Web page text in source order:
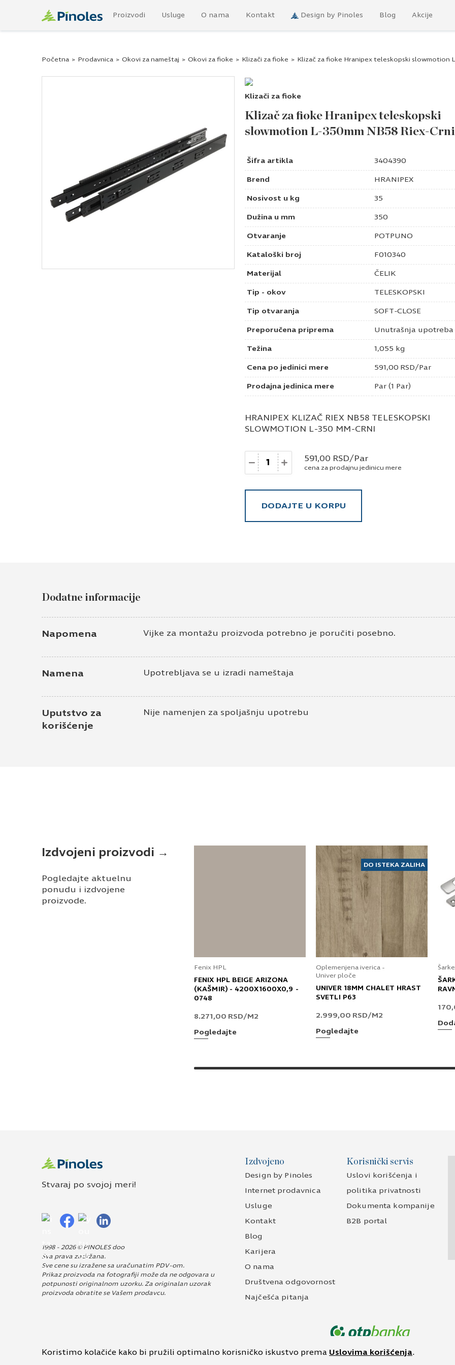
Proizvodi Usluge O nama Kontakt Design by Pinoles Blog Akcije
Početna > Prodavnica > Okovi za nameštaj > Okovi za fioke > Klizači za fioke > Klizač za fioke Hranipex teleskopski slowmotion
Klizači za fioke
Klizač za fioke Hranipex teleskopski
slowmotion L-350mm NB58 Riex-Crni
Šifra artikla 3404390
Brend HRANIPEX
Nosivost u kg 35
Dužina u mm 350
Otvaranje POTPUNO
Kataloški broj F010340
Materijal ČELIK
Tip - okov TELESKOPSKI
Tip otvaranja SOFT-CLOSE
Preporučena priprema Unutrašnja upotreba
Težina 1,055 kg
Cena po jedinici mere 591,00 RSD/Par
Prodajna jedinica mere Par (1 Par)
HRANIPEX KLIZAČ RIEX NB58 TELESKOPSKI
SLOWMOTION L-350 MM-CRNI
Količina 591,00 RSD/Par
cena za prodajnu jedinicu mere
DODAJTE U KORPU
Dodatne informacije
Napomena Vijke za montažu proizvoda potrebno je poručiti posebno.
Namena Upotrebljava se u izradi nameštaja
Uputstvo za
korišćenje
Nije namenjen za spoljašnju upotrebu
Izdvojeni proizvodi →
Pogledajte aktuelnu
ponudu i izdvojene
proizvode.
Fenix HPL
FENIX HPL BEIGE ARIZONA
(KAŠMIR) - 4200X1600X0,9 -
0748
8.271,00 RSD/M2
Pogledajte
DO ISTEKA ZALIHA
Oplemenjena iverica -
Univer ploče
UNIVER 18MM CHALET HRAST
SVETLI P63
2.999,00 RSD/M2
Pogledajte
Stvaraj po svojoj meri!
1998 - 2026 © PINOLES doo
Sva prava zadržana.
Sve cene su izražene sa uračunatim PDV-om.
Prikaz proizvoda na fotografiji može da ne odgovara u
potpunosti originalnom uzorku. Za originalan uzorak
proizvoda obratite se Vašem prodavcu.
Izdvojeno
Design by Pinoles
Internet prodavnica
Usluge
Kontakt
Blog
Karijera
O nama
Društvena odgovornost
Najčešća pitanja
Korisnički servis
Uslovi korišćenja i
politika privatnosti
Dokumenta kompanije
B2B portal
Koristimo kolačiće kako bi pružili optimalno korisničko iskustvo prema Uslovima korišćenja.